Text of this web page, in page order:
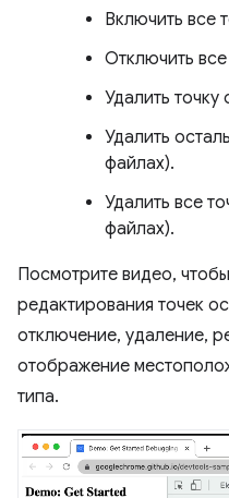
Включить все
Отключить
Удалить точку
Удалить
файлах).
Удалить все
файлах).
Посмотрите видео,
редактирования точек
отключение, удаление,
отображение
типа.